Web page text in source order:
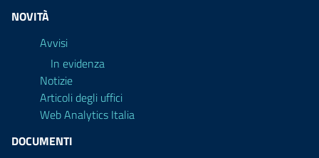
NOVITÀ
Avvisi
In evidenza
Notizie
Articoli degli uffici
Web Analytics Italia
DOCUMENTI